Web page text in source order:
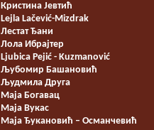
Кристина Јевтић
Lejla Lačević-Mizdrak
Лестат Ђани
Лола Ибрајтер
Ljubica Pejić - Kuzmanović
Љубомир Башановић
Људмила Друга
Маја Богавац
Маја Вукас
Маја Ђукановић – Османчевић